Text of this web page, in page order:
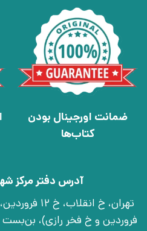
ضمانت اورجینال بودن
کتاب‌ها
آدرس دفتر مرکز